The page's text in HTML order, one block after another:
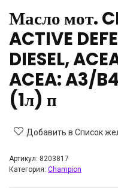
Масло мот.
ACTIVE
DIESEL,
ACEA: A3/
(1л) п
Добавить в Список
Артикул: 8203817
Категория: Champion